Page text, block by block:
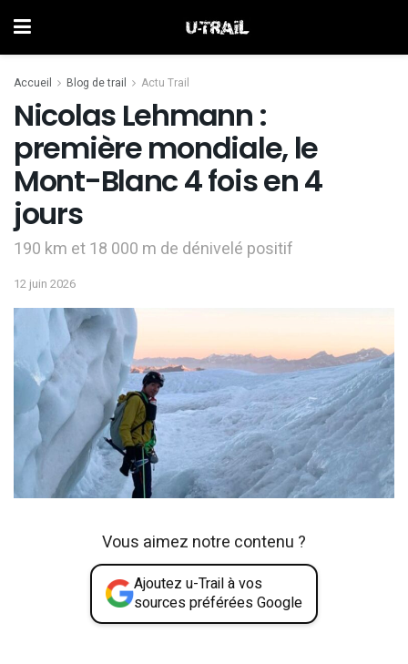
Accueil Blog de trail Actu Trail
Nicolas Lehmann :
première mondiale, le
Mont-Blanc 4 fois en 4
jours
190 km et 18 000 m de dénivelé positif
12 juin 2026
Vous aimez notre contenu ?
Ajoutez u-Trail à vos
sources préférées Google